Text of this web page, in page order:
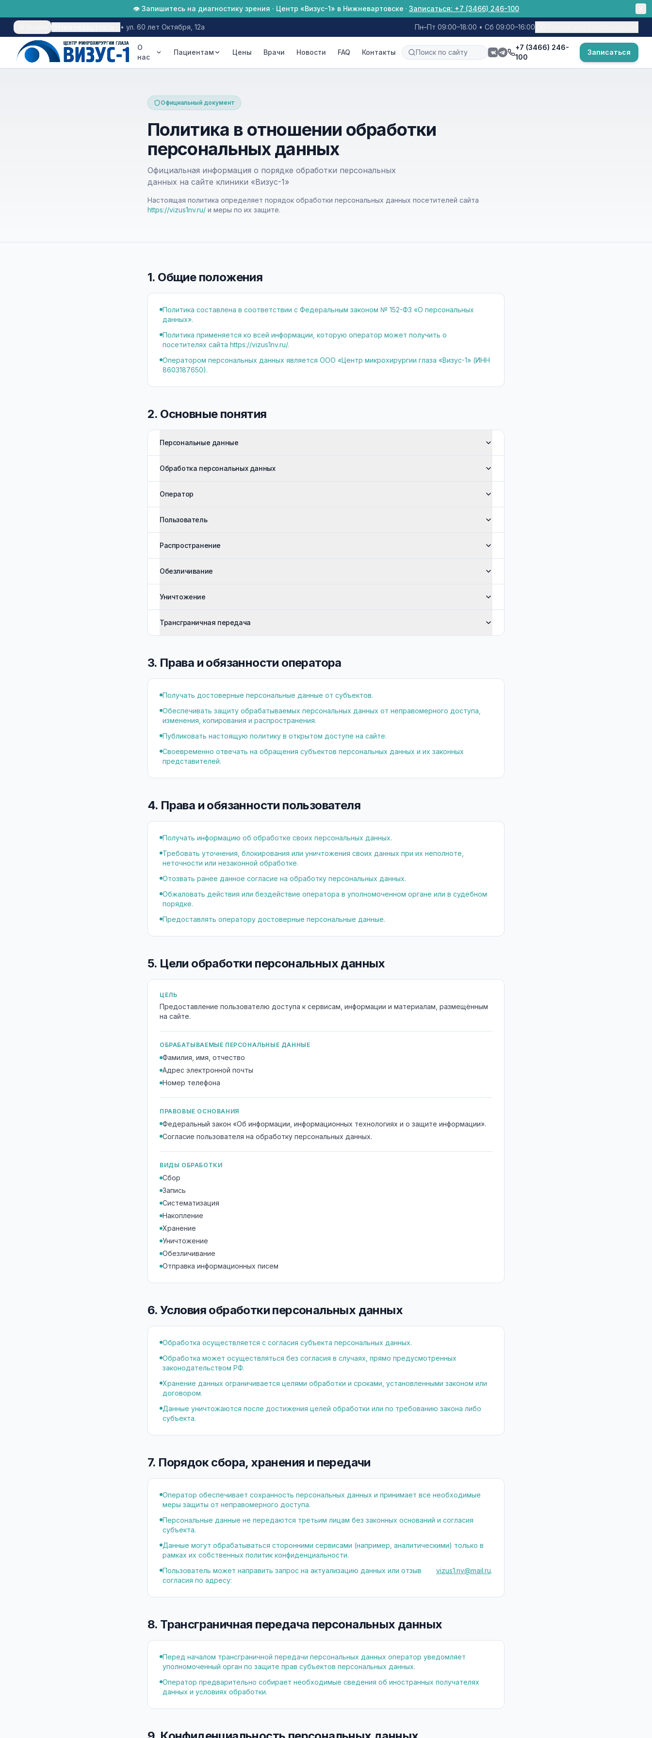
👁 Запишитесь на диагностику зрения · Центр «Визус-1» в Нижневартовске · Записаться: +7 (3466) 246-100
• ул. 60 лет Октября, 12а Пн–Пт 09:00–18:00 • Сб 09:00–16:00
О
нас
Пациентам Цены Врачи Новости FAQ Контакты
+7 (3466) 246-
100
Записаться
Официальный документ
Политика в отношении обработки
персональных данных
Официальная информация о порядке обработки персональных
данных на сайте клиники «Визус-1»
Настоящая политика определяет порядок обработки персональных данных посетителей сайта
https://vizus1nv.ru/ и меры по их защите.
1. Общие положения
Политика составлена в соответствии с Федеральным законом № 152-ФЗ «О персональных
данных».
Политика применяется ко всей информации, которую оператор может получить о
посетителях сайта https://vizus1nv.ru/.
Оператором персональных данных является ООО «Центр микрохирургии глаза «Визус-1» (ИНН
8603187650).
2. Основные понятия
Персональные данные
Обработка персональных данных
Оператор
Пользователь
Распространение
Обезличивание
Уничтожение
Трансграничная передача
3. Права и обязанности оператора
Получать достоверные персональные данные от субъектов.
Обеспечивать защиту обрабатываемых персональных данных от неправомерного доступа,
изменения, копирования и распространения.
Публиковать настоящую политику в открытом доступе на сайте.
Своевременно отвечать на обращения субъектов персональных данных и их законных
представителей.
4. Права и обязанности пользователя
Получать информацию об обработке своих персональных данных.
Требовать уточнения, блокирования или уничтожения своих данных при их неполноте,
неточности или незаконной обработке.
Отозвать ранее данное согласие на обработку персональных данных.
Обжаловать действия или бездействие оператора в уполномоченном органе или в судебном
порядке.
Предоставлять оператору достоверные персональные данные.
5. Цели обработки персональных данных
ЦЕЛЬ
Предоставление пользователю доступа к сервисам, информации и материалам, размещённым
на сайте.
ОБРАБАТЫВАЕМЫЕ ПЕРСОНАЛЬНЫЕ ДАННЫЕ
Фамилия, имя, отчество
Адрес электронной почты
Номер телефона
ПРАВОВЫЕ ОСНОВАНИЯ
Федеральный закон «Об информации, информационных технологиях и о защите информации».
Согласие пользователя на обработку персональных данных.
ВИДЫ ОБРАБОТКИ
Сбор
Запись
Систематизация
Накопление
Хранение
Уничтожение
Обезличивание
Отправка информационных писем
6. Условия обработки персональных данных
Обработка осуществляется с согласия субъекта персональных данных.
Обработка может осуществляться без согласия в случаях, прямо предусмотренных
законодательством РФ.
Хранение данных ограничивается целями обработки и сроками, установленными законом или
договором.
Данные уничтожаются после достижения целей обработки или по требованию закона либо
субъекта.
7. Порядок сбора, хранения и передачи
Оператор обеспечивает сохранность персональных данных и принимает все необходимые
меры защиты от неправомерного доступа.
Персональные данные не передаются третьим лицам без законных оснований и согласия
субъекта.
Данные могут обрабатываться сторонними сервисами (например, аналитическими) только в
рамках их собственных политик конфиденциальности.
Пользователь может направить запрос на актуализацию данных или отзыв
согласия по адресу:
vizus1.nv@mail.ru.
8. Трансграничная передача персональных данных
Перед началом трансграничной передачи персональных данных оператор уведомляет
уполномоченный орган по защите прав субъектов персональных данных.
Оператор предварительно собирает необходимые сведения об иностранных получателях
данных и условиях обработки.